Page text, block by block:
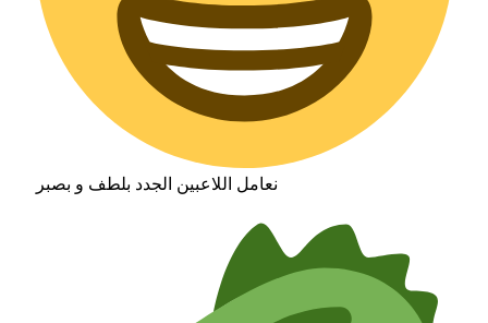
نعامل اللاعبين الجدد بلطف و بصبر